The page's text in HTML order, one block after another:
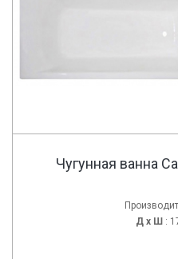
Чугунная ванна
Д х Ш :